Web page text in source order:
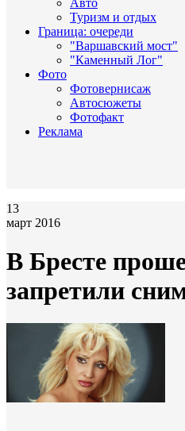
Авто
Туризм и отдых
Граница: очереди
"Варшавский мост"
"Каменный Лог"
Фото
Фотовернисаж
Автосюжеты
Фотофакт
Реклама
13
март 2016
В Бресте
запретили